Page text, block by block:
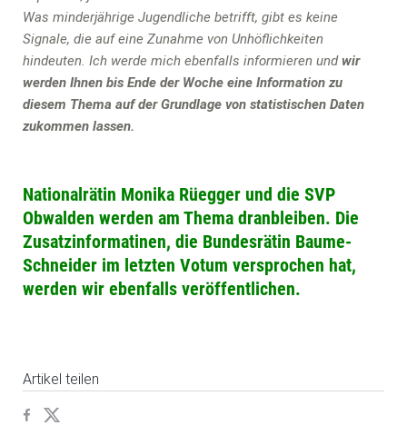
Was minderjährige Jugendliche betrifft, gibt es keine
Signale, die auf eine Zunahme von Unhöflichkeiten
hindeuten. Ich werde mich ebenfalls informieren undwir
werden Ihnen bis Ende der Woche eine Information zu
diesem Thema auf der Grundlage von statistischen Daten
zukommen lassen.
Nationalrätin Monika Rüegger und die SVP
Obwalden werden am Thema dranbleiben. Die
Zusatzinformatinen, die Bundesrätin Baume-
Schneider im letzten Votum versprochen hat,
werden wir ebenfalls veröffentlichen.
Artikel teilen